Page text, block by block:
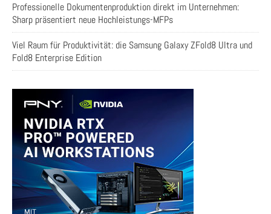
Professionelle Dokumentenproduktion direkt im Unternehmen:
Sharp präsentiert neue Hochleistungs-MFPs
Viel Raum für Produktivität: die Samsung Galaxy ZFold8 Ultra und
Fold8 Enterprise Edition